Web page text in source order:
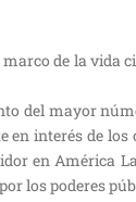
de la
del mayor
interés de
en América
los poderes